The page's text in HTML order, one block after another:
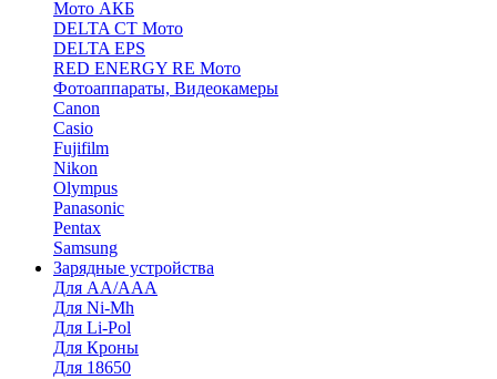
Мото АКБ
DELTA CT Мото
DELTA EPS
RED ENERGY RE Мото
Фотоаппараты, Видеокамеры
Canon
Casio
Fujifilm
Nikon
Olympus
Panasonic
Pentax
Samsung
Зарядные устройства
Для AA/AAA
Для Ni-Mh
Для Li-Pol
Для Кроны
Для 18650